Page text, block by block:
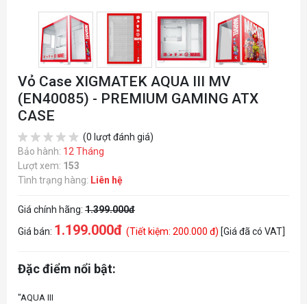
Vỏ Case XIGMATEK AQUA III MV
(EN40085) - PREMIUM GAMING ATX
CASE
(0 lượt đánh giá)
Bảo hành: 12 Tháng
Lượt xem: 153
Tình trạng hàng: Liên hệ
Giá chính hãng: 1.399.000đ
Giá bán: 1.199.000đ (Tiết kiệm: 200.000 đ) [Giá đã có VAT]
Đặc điểm nổi bật:
"AQUA III